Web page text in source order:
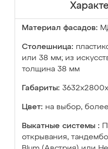
Материал фасадов:
Столешница:
или 38 мм; из
толщина 38 мм
Габариты:
Цвет: на выбор,
Выкатные системы :
открывания,